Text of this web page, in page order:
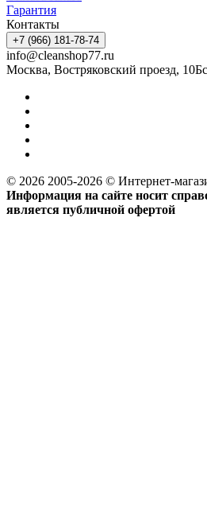
Гарантия
Контакты
+7 (966) 181-78-74
info@cleanshop77.ru
Москва, Востряковский проезд,
© 2026 2005-2026 © Интернет-
Информация на сайте носит
является публичной офертой